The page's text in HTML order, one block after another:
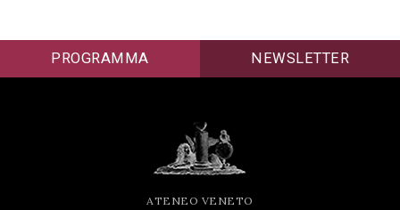
PROGRAMMA NEWSLETTER
ATENEO VENETO